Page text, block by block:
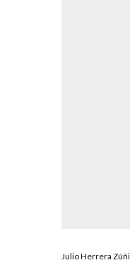
Julio Herrera